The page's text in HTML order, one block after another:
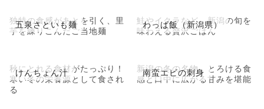
五泉さといも麺
独特の食感があとを引く、里
芋を練りこんだご当地麺
わっぱ飯（新潟県）
鮭やイクラなど、新潟の旬を
味わえる贅沢ごはん
けんちょん汁
秋にとれる食材がたっぷり！
寒い冬の栄養源として食され
る
南蛮エビの刺身
新潟の冬の名物。とろける食
感と口中に広がる甘みを堪能